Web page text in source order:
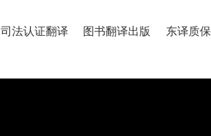
司法认证翻译 图书翻译出版 东译质保